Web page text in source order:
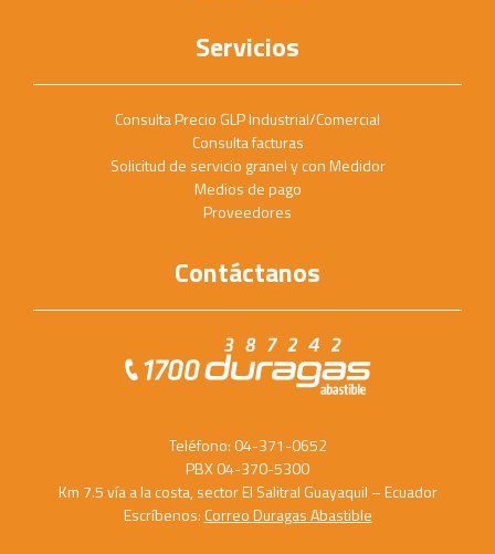
Servicios
Consulta Precio GLP Industrial/Comercial
Consulta facturas
Solicitud de servicio granel y con Medidor
Medios de pago
Proveedores
Contáctanos
Teléfono: 04-371-0652
PBX 04-370-5300
Km 7.5 vía a la costa, sector El Salitral Guayaquil – Ecuador
Escríbenos:Correo Duragas Abastible